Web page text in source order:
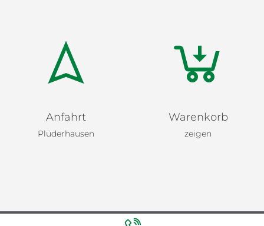
Anfahrt
Plüderhausen
Warenkorb
zeigen